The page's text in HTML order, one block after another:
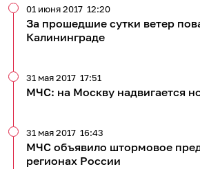
За прошедшие сутки ветер
Калининграде
01 июня 2017 12:20
МЧС: на Москву надвигается
31 мая 2017 17:51
МЧС объявило штормовое
регионах России
31 мая 2017 16:43